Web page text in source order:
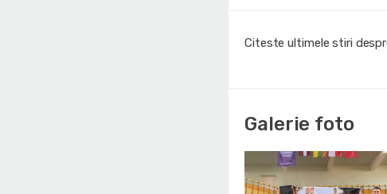
Citeste ultimele stiri
Galerie foto